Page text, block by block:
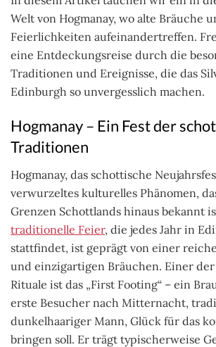
Welt von Hogmanay, wo alte Bräuche
Feierlichkeiten aufeinandertreffen.
eine Entdeckungsreise durch die
Traditionen und Ereignisse, die das
Edinburgh so unvergesslich machen.
Hogmanay – Ein Fest der
Traditionen
Hogmanay, das schottische
verwurzeltes kulturelles Phänomen,
Grenzen Schottlands hinaus bekannt
traditionelle Feier, die jedes Jahr in
stattfindet, ist geprägt von einer
und einzigartigen Bräuchen. Einer
Rituale ist das „First Footing“ – ein
erste Besucher nach Mitternacht,
dunkelhaariger Mann, Glück für das
bringen soll. Er trägt typischerweise